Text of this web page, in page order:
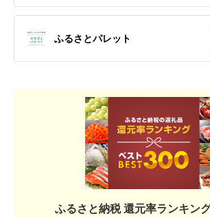
ふるさとパレット
ふるさと納税 還元率ランキン